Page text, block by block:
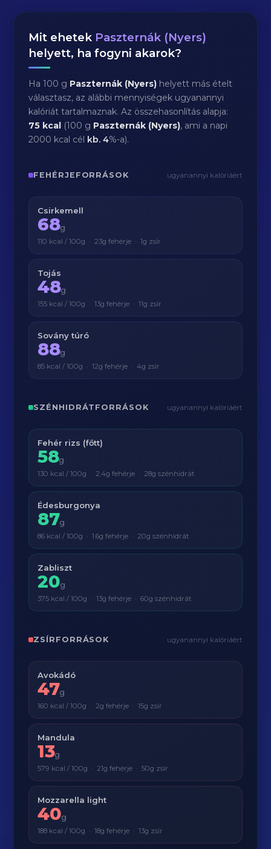
Mit ehetek Paszternák (Nyers)
helyett, ha fogyni akarok?
Ha 100 g Paszternák (Nyers) helyett más ételt
választasz, az alábbi mennyiségek ugyanannyi
kalóriát tartalmaznak. Az összehasonlítás alapja:
75 kcal (100 g Paszternák (Nyers), ami a napi
2000 kcal cél kb.4%-a).
FEHÉRJEFORRÁSOK ugyanannyi kalóriáért
Csirkemell
68g
110 kcal / 100g · 23g fehérje · 1g zsír
Tojás
48g
155 kcal / 100g · 13g fehérje · 11g zsír
Sovány túró
88g
85 kcal / 100g · 12g fehérje · 4g zsír
SZÉNHIDRÁTFORRÁSOK ugyanannyi kalóriáért
Fehér rizs (főtt)
58g
130 kcal / 100g · 2.4g fehérje · 28g szénhidrát
Édesburgonya
87g
86 kcal / 100g · 1.6g fehérje · 20g szénhidrát
Zabliszt
20g
375 kcal / 100g · 13g fehérje · 60g szénhidrát
ZSÍRFORRÁSOK ugyanannyi kalóriáért
Avokádó
47g
160 kcal / 100g · 2g fehérje · 15g zsír
Mandula
13g
579 kcal / 100g · 21g fehérje · 50g zsír
Mozzarella light
40g
188 kcal / 100g · 18g fehérje · 13g zsír